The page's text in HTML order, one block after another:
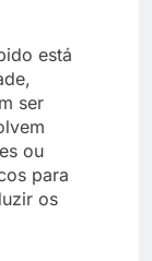
está
ser
ou
para
os